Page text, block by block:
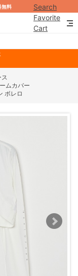
無料
Search
Favorite
Cart
ス
ムカバー
ボレロ